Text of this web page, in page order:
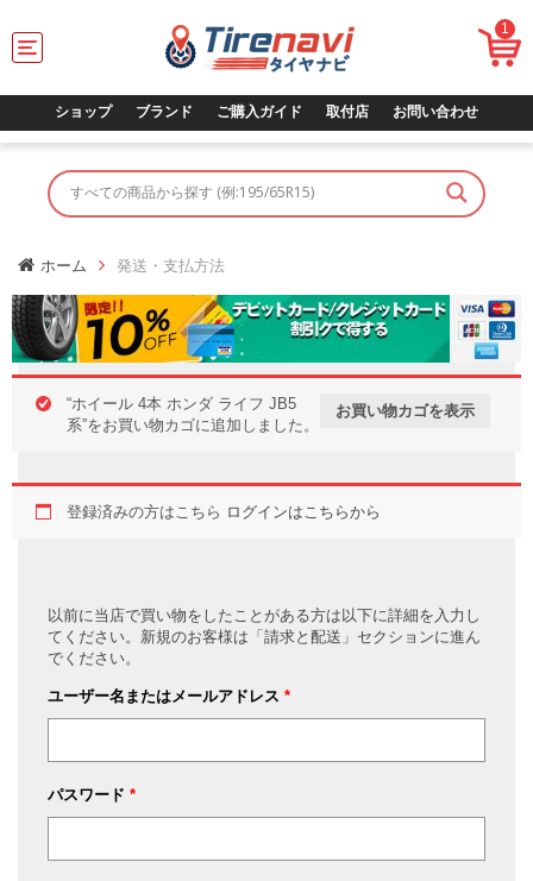
T
o
l
g
t
i
o
n
1
ショップ ブランド ご購入ガイド 取付店 お問い合わせ
ホーム 発送・支払方法
お買い物カゴを表示
“ホイール 4本 ホンダ ライフ JB5
系”をお買い物カゴに追加しました。
登録済みの方はこちら ログインはこちらから
以前に当店で買い物をしたことがある方は以下に詳細を入力し
てください。新規のお客様は「請求と配送」セクションに進ん
でください。
ユーザー名またはメールアドレス *
パスワード *